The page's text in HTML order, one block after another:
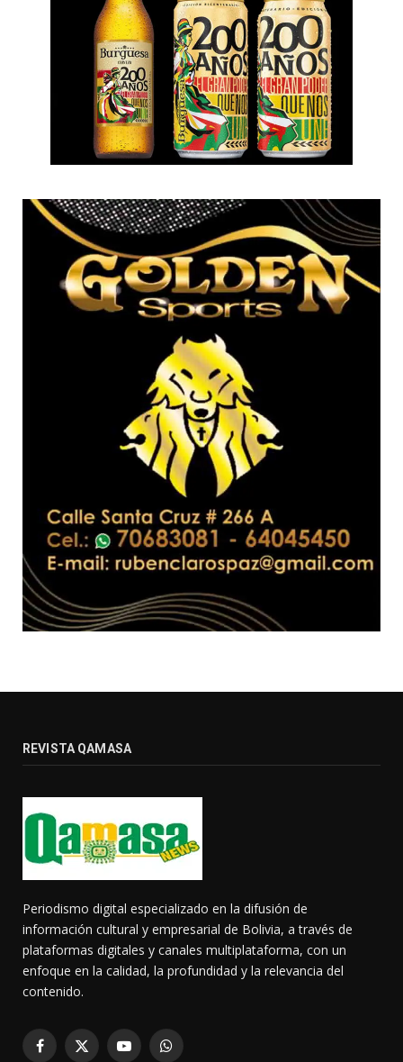
REVISTA QAMASA
Periodismo digital especializado en la difusión de
información cultural y empresarial de Bolivia, a través de
plataformas digitales y canales multiplataforma, con un
enfoque en la calidad, la profundidad y la relevancia del
contenido.
Facebook
X
YouTubeWhatsApp